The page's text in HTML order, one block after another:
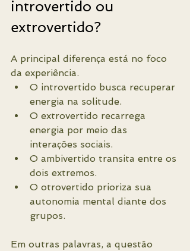
introvertido ou
extrovertido?
A principal diferença está no foco
da experiência.
O introvertido busca recuperar
energia na solitude.
O extrovertido recarrega
energia por meio das
interações sociais.
O ambivertido transita entre os
dois extremos.
O otrovertido prioriza sua
autonomia mental diante dos
grupos.
Em outras palavras, a questão